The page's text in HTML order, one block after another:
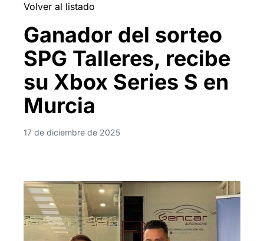
Volver al listado
Ganador del sorteo
SPG Talleres, recibe
su Xbox Series S en
Murcia
17 de diciembre de 2025